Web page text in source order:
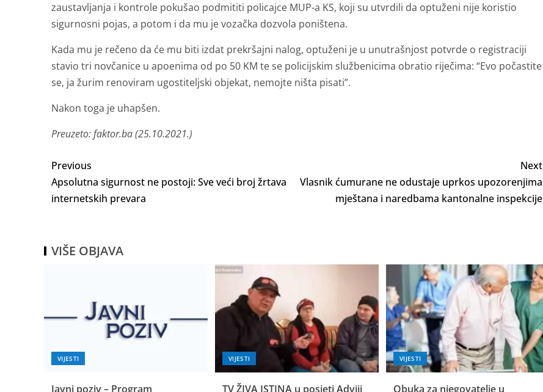
zaustavljanja i kontrole pokušao podmititi policajce MUP-a KS, koji su utvrdili da optuženi nije koristio
sigurnosni pojas, a potom i da mu je vozačka dozvola poništena.
Kada mu je rečeno da će mu biti izdat prekršajni nalog, optuženi je u unutrašnjost potvrde o registraciji
stavio tri novčanice u apoenima od po 50 KM te se policijskim službenicima obratio riječima: “Evo počastite
se, ja žurim renoviram ugostiteljski objekat, nemojte ništa pisati”.
Nakon toga je uhapšen.
Preuzeto: faktor.ba (25.10.2021.)
Previous
Apsolutna sigurnost ne postoji: Sve veći broj žrtava
internetskih prevara
Next
Vlasnik ćumurane ne odustaje uprkos upozorenjima
mještana i naredbama kantonalne inspekcije
VIŠE OBJAVA
VIJESTI
Javni poziv – Program
VIJESTI
TV ŽIVA ISTINA u posjeti Adviji
VIJESTI
Obuka za njegovatelje u